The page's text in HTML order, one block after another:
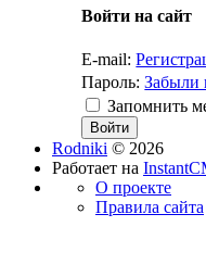
Войти на сайт
E-mail:
Пароль: Забыли
Запомнить
Rodniki © 2026
Работает на
О проекте
Правила сайта